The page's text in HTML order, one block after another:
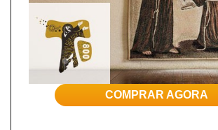
COMPRAR AGORA